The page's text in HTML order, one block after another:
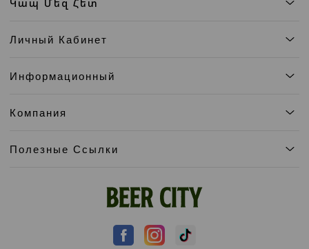
Կապ Մեզ Հետ
Личный Кабинет
Информационный
Компания
Полезные Ссылки